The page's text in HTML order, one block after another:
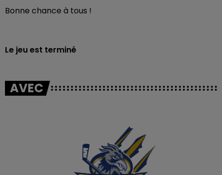
Bonne chance à tous !
Le jeu est terminé
AVEC